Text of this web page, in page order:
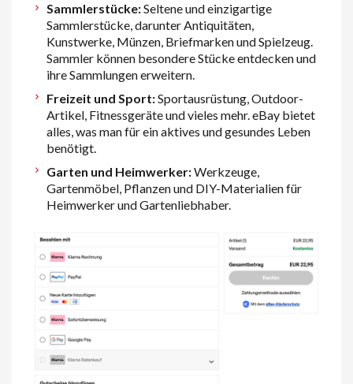
Sammlerstücke:Seltene und einzigartige
Sammlerstücke, darunter Antiquitäten,
Kunstwerke, Münzen, Briefmarken und Spielzeug.
Sammler können besondere Stücke entdecken und
ihre Sammlungen erweitern.
Freizeit und Sport:Sportausrüstung, Outdoor-
Artikel, Fitnessgeräte und vieles mehr. eBay bietet
alles, was man für ein aktives und gesundes Leben
benötigt.
Garten und Heimwerker:Werkzeuge,
Gartenmöbel, Pflanzen und DIY-Materialien für
Heimwerker und Gartenliebhaber.